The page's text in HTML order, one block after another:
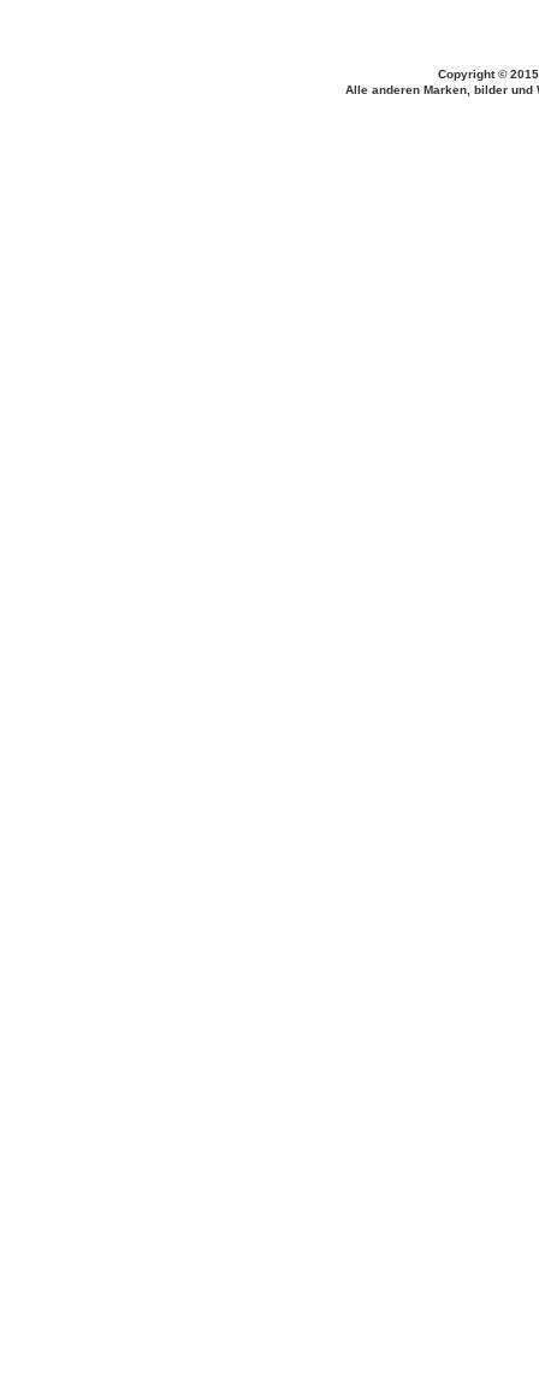
Copyright ©
Alle anderen Marken, bilder und